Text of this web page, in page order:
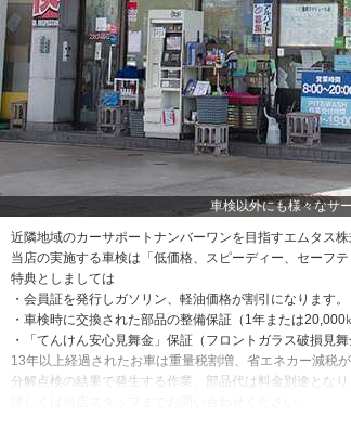
車検以外にも様々なサ
近隣地域のカーサポートナンバーワンを目指すエムタス
当店の実施する車検は「低価格、スピーディー、セーフ
特典としましては
・会員証を発行しガソリン、軽油価格が割引になります。
・車検時に交換された部品の整備保証（1年または20,000
・「てんけん安心見舞金」保証（フロントガラス破損見
13年以上経過されたお車は重量税割増、省エネカー減税が
分解点検の結果で発生する作業、部品代は料金別途となり